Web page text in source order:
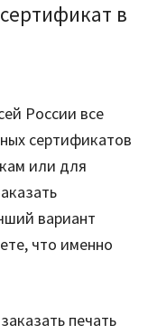
в
России все
сертификатов
или для
вариант
что именно
печать